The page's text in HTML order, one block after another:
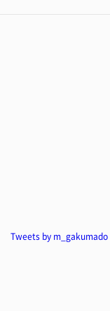
Tweets by m_gakumado